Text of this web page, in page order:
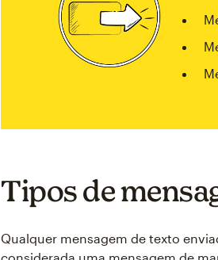
Tipos de
Qualquer mensagem de texto